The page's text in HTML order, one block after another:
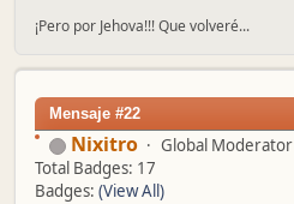
¡Pero por Jehova!!! Que volveré...
Mensaje #22
Nixitro
Global Moderator
Total Badges: 17
Badges: (View All)